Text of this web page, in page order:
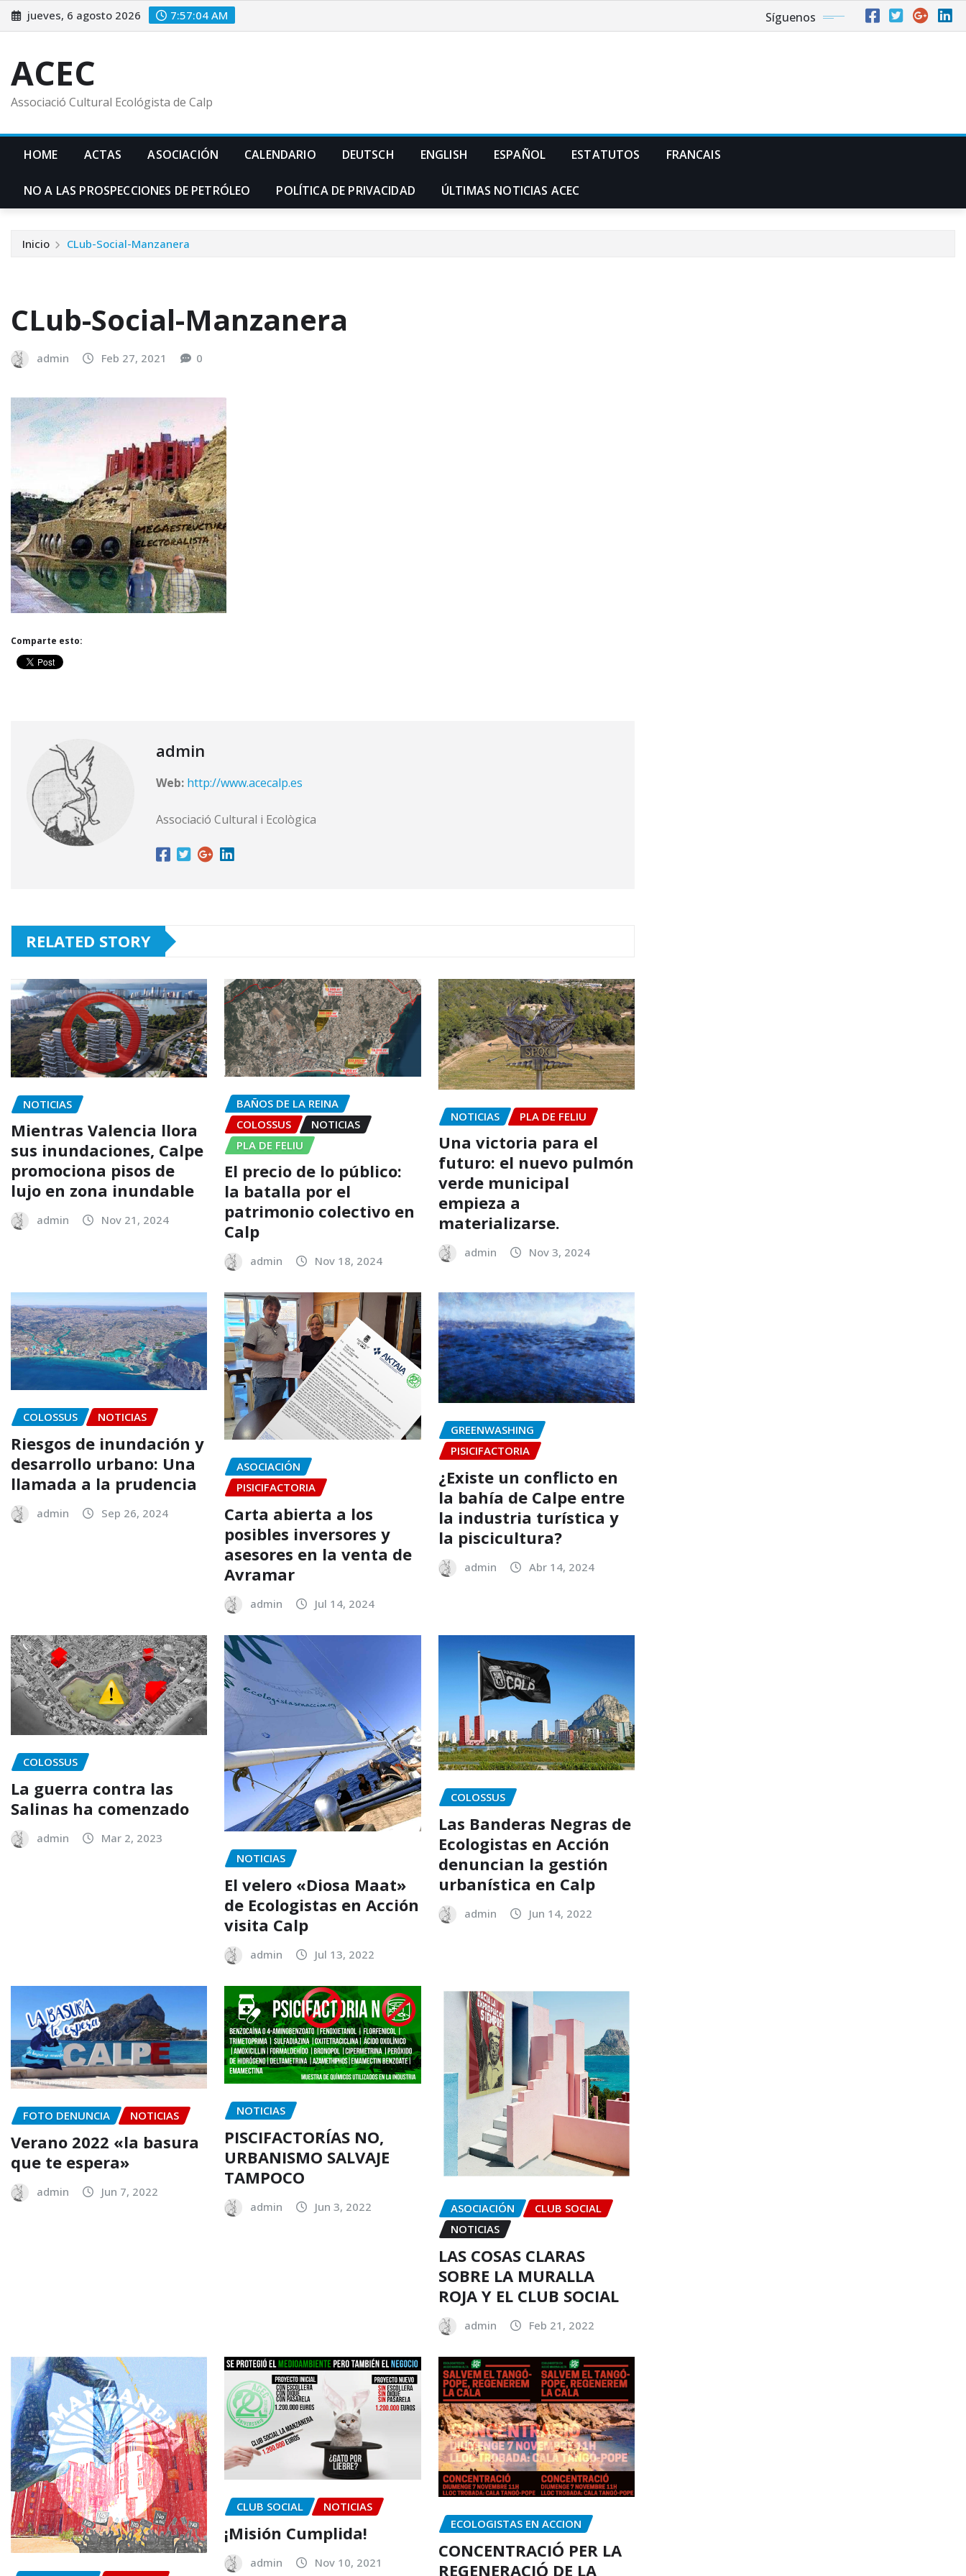
Saltar
al
jueves, 6 agosto 2026 7:57:05 AM Síguenos
ACEC
Associació Cultural Ecológista de Calp
HOME ACTAS ASOCIACIÓN CALENDARIO DEUTSCH ENGLISH ESPAÑOL ESTATUTOS FRANCAIS
NO A LAS PROSPECCIONES DE PETRÓLEO POLÍTICA DE PRIVACIDAD ÚLTIMAS NOTICIAS ACEC
Inicio CLub-Social-Manzanera
CLub-Social-Manzanera
admin Feb 27, 2021 0
Comparte esto:
admin
Web: http://www.acecalp.es
Associació Cultural i Ecològica
RELATED STORY
NOTICIAS
Mientras Valencia llora
sus inundaciones, Calpe
promociona pisos de
lujo en zona inundable
admin Nov 21, 2024
BAÑOS DE LA REINA
COLOSSUS
NOTICIAS
PLA DE FELIU
El precio de lo público:
la batalla por el
patrimonio colectivo en
Calp
admin Nov 18, 2024
NOTICIAS PLA DE FELIU
Una victoria para el
futuro: el nuevo pulmón
verde municipal
empieza a
materializarse.
admin Nov 3, 2024
COLOSSUS NOTICIAS
Riesgos de inundación y
desarrollo urbano: Una
llamada a la prudencia
admin Sep 26, 2024
ASOCIACIÓN
PISICIFACTORIA
Carta abierta a los
posibles inversores y
asesores en la venta de
Avramar
admin Jul 14, 2024
GREENWASHING
PISICIFACTORIA
¿Existe un conflicto en
la bahía de Calpe entre
la industria turística y
la piscicultura?
admin Abr 14, 2024
COLOSSUS
La guerra contra las
Salinas ha comenzado
admin
Mar 2, 2023
NOTICIAS
El velero «Diosa Maat»
de Ecologistas en Acción
visita Calp
admin Jul 13, 2022
COLOSSUS
Las Banderas Negras de
Ecologistas en Acción
denuncian la gestión
urbanística en Calp
admin Jun 14, 2022
FOTO DENUNCIA NOTICIAS
Verano 2022 «la basura
que te espera»
admin Jun 7, 2022
NOTICIAS
PISCIFACTORÍAS NO,
URBANISMO SALVAJE
TAMPOCO
admin Jun 3, 2022 ASOCIACIÓN
CLUB SOCIAL
NOTICIAS
LAS COSAS CLARAS
SOBRE LA MURALLA
ROJA Y EL CLUB SOCIAL
admin Feb 21, 2022
CLUB SOCIAL NOTICIAS
¡Misión Cumplida!
admin Nov 10, 2021
ECOLOGISTAS EN ACCION
CONCENTRACIÓ PER LA
REGENERACIÓ DE LA